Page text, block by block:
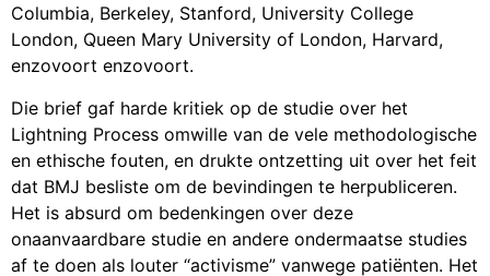
Columbia, Berkeley, Stanford, University College
London, Queen Mary University of London, Harvard,
enzovoort enzovoort.
Die brief gaf harde kritiek op de studie over het
Lightning Process omwille van de vele methodologische
en ethische fouten, en drukte ontzetting uit over het feit
dat BMJ besliste om de bevindingen te herpubliceren.
Het is absurd om bedenkingen over deze
onaanvaardbare studie en andere ondermaatse studies
af te doen als louter “activisme” vanwege patiënten. Het